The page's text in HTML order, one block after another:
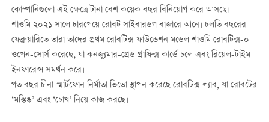
কোম্পানিগুলো এই ক্ষেত্রে টানা বেশ কয়েক বছর বিনিয়োগ করে আসছে।
শাওমি ২০২১ সালে চারপেয়ে রোবট সাইবারডগ বাজারে আনে। চলতি বছরের
ফেব্রুয়ারিতে তারা তাদের প্রথম রোবটিক্স ফাউন্ডেশন মডেল শাওমি রোবটিক্স-০
ওপেন-সোর্স করেছে, যা কনজ্যুমার-গ্রেড গ্রাফিক্স কার্ডে চলে এবং রিয়েল-টাইম
ইনফারেন্স সমর্থন করে।
গত বছর চীনা স্মার্টফোন নির্মাতা ভিভো স্থাপন করেছে রোবটিক্স ল্যাব, যা রোবটের
‘মস্তিষ্ক’ এবং ‘চোখ’ নিয়ে কাজ করছে।